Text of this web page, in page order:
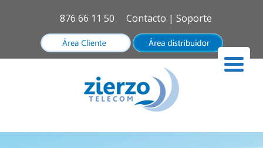
876 66 11 50 Contacto | Soporte